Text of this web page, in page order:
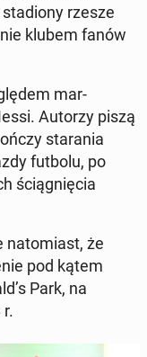
rzesze
klubem fanów
mar­
Autorzy piszą
stara­nia
futbolu, po
ściąg­nię­cia
nato­mi­ast, że
pod kątem
Park, na